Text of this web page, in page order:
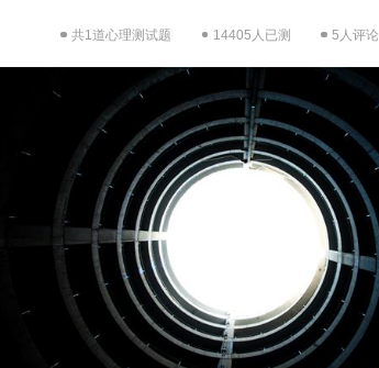
共1道心理测试题 14405人已测 5人评论